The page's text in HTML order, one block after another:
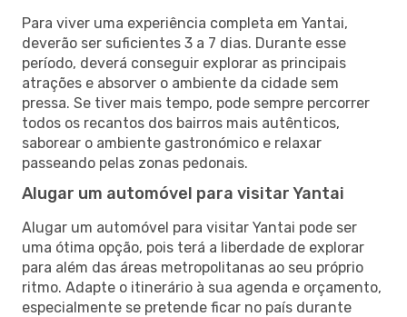
Para viver uma experiência completa em Yantai,
deverão ser suficientes 3 a 7 dias. Durante esse
período, deverá conseguir explorar as principais
atrações e absorver o ambiente da cidade sem
pressa. Se tiver mais tempo, pode sempre percorrer
todos os recantos dos bairros mais autênticos,
saborear o ambiente gastronómico e relaxar
passeando pelas zonas pedonais.
Alugar um automóvel para visitar Yantai
Alugar um automóvel para visitar Yantai pode ser
uma ótima opção, pois terá a liberdade de explorar
para além das áreas metropolitanas ao seu próprio
ritmo. Adapte o itinerário à sua agenda e orçamento,
especialmente se pretende ficar no país durante